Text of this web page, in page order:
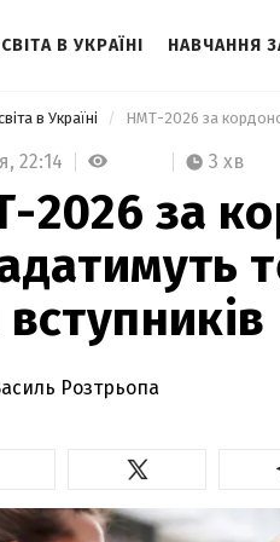
В УКРАЇНІ НАВЧАННЯ
в Україні НМТ-2026 за
22:14 3 хв
2026 за
Розтрьопа